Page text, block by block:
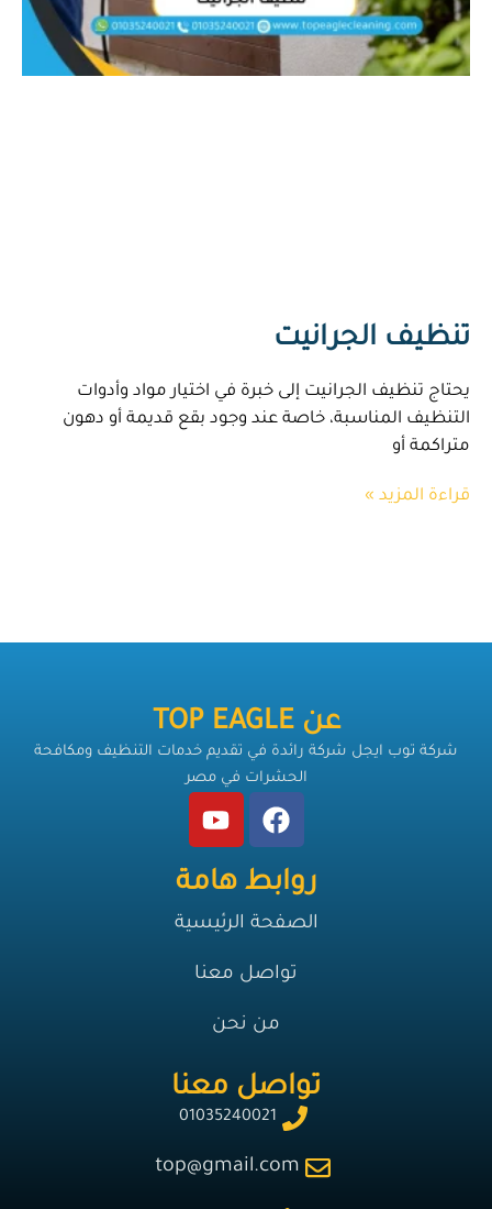
تنظيف الجرانيت
يحتاج تنظيف الجرانيت إلى خبرة في اختيار مواد وأدوات
التنظيف المناسبة، خاصة عند وجود بقع قديمة أو دهون
متراكمة أو
قراءة المزيد »
تواصل معنا
01035240021
top@gmail.com
روابط هامة
الصفحة الرئيسية
تواصل معنا
من نحن
عن TOP EAGLE
شركة توب ايجل شركة رائدة في تقديم خدمات التنظيف ومكافحة
الحشرات في مصر